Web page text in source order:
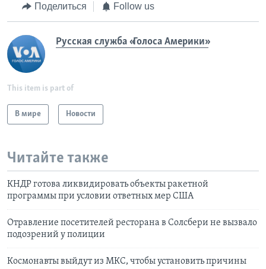
Поделиться Follow us
Русская служба «Голоса Америки»
This item is part of
В мире Новости
Читайте также
КНДР готова ликвидировать объекты ракетной
программы при условии ответных мер США
Отравление посетителей ресторана в Солсбери не вызвало
подозрений у полиции
Космонавты выйдут из МКС, чтобы установить причины